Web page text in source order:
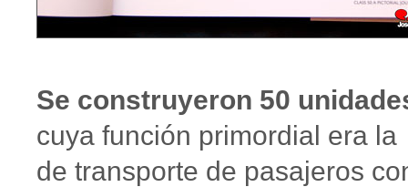
Se construyeron 50
cuya función primordial era la
de transporte de pasajeros